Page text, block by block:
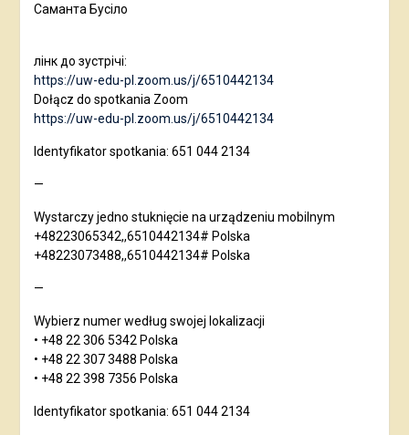
Саманта Бусіло
лінк до зустрічі:
https://uw-edu-pl.zoom.us/j/6510442134
Dołącz do spotkania Zoom
https://uw-edu-pl.zoom.us/j/6510442134
Identyfikator spotkania: 651 044 2134
—
Wystarczy jedno stuknięcie na urządzeniu mobilnym
+48223065342,,6510442134# Polska
+48223073488,,6510442134# Polska
—
Wybierz numer według swojej lokalizacji
• +48 22 306 5342 Polska
• +48 22 307 3488 Polska
• +48 22 398 7356 Polska
Identyfikator spotkania: 651 044 2134